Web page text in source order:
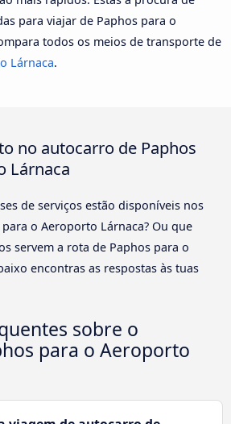
para viajar de Paphos para o
todos os meios de transporte de
Lárnaca.
no autocarro de Paphos
Lárnaca
de serviços estão disponíveis nos
o Aeroporto Lárnaca? Ou que
servem a rota de Paphos para o
encontras as respostas às tuas
sobre o
para o Aeroporto